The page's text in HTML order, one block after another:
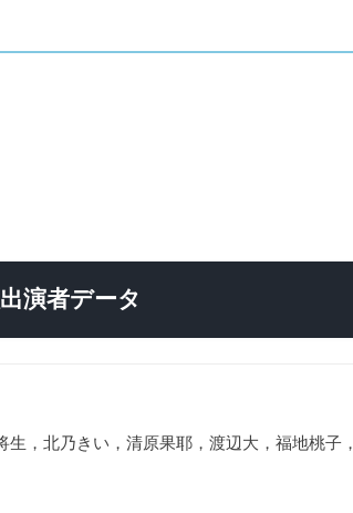
演者データ
，北乃きい，清原果耶，渡辺大，福地桃子，